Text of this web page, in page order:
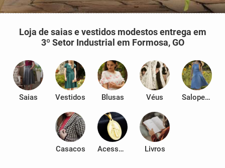
Loja de saias e vestidos modestos entrega em
3º Setor Industrial em Formosa, GO
Saias Vestidos Blusas Véus Salopetes
Casacos Acessórios Livros